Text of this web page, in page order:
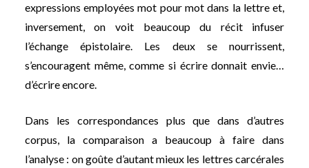
expressions employées mot pour mot dans la lettre et,
inversement, on voit beaucoup du récit infuser
l’échange épistolaire. Les deux se nourrissent,
s’encouragent même, comme si écrire donnait envie…
d’écrire encore.
Dans les correspondances plus que dans d’autres
corpus, la comparaison a beaucoup à faire dans
l’analyse : on goûte d’autant mieux les lettres carcérales